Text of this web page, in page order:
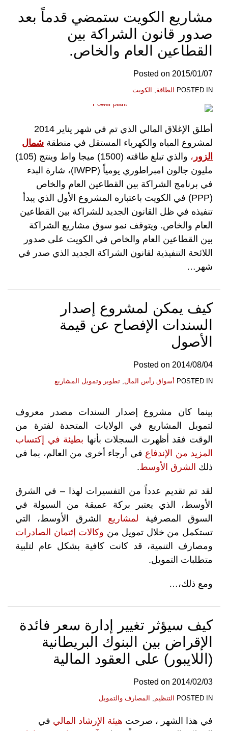
مشاريع الكويت ستمضي قدماً بعد
صدور قانون الشراكة بين
القطاعين العام والخاص.
Posted on 2015/01/07
POSTED IN الطاقة, الكويت
أطلق الإغلاق المالي الذي تم في شهر يناير 2014
لمشروع المياه والكهرباء المستقل في منطقة شمال
الزور ،
والذي تبلغ طاقته (1500) ميجا واط وينتج (105)
مليون جالون امبراطوري يومياً (IWPP)، شارة البدء
في برنامج الشراكة بين القطاعين العام والخاص
(PPP) في الكويت باعتباره المشروع الأول الذي يبدأ
تنفيذه في ظل القانون الجديد للشراكة بين القطاعين
العام والخاص. ويتوقف نمو سوق مشاريع الشراكة
بين القطاعين العام والخاص في الكويت على صدور
اللائحة التنفيذية لقانون الشراكة الجديد الذي صدر في
شهر …
كيف يمكن لمشروع إصدار
السندات الإفصاح عن قيمة
الأصول
Posted on 2014/08/04
POSTED IN أسواق رأس المال, تطوير وتمويل المشاريع
بينما كان مشروع إصدار السندات مصدر معروف
لتمويل المشاريع في الولايات المتحدة لفترة من
الوقت فقد أظهرت السجلات بأنها بطيئة في إكتساب
المزيد من الإندفاع في أرجاء أخرى من العالم، بما في
ذلك الشرق الأوسط.
لقد تم تقديم عدداً من التفسيرات لهذا – في الشرق
الأوسط، الذي يعتبر بركة عميقة من السيولة في
السوق المصرفية لمشاريع الشرق الأوسط، التي
تستكمل من خلال تمويل من وكالات إئتمان الصادرات
ومصارف التنمية، قد كانت كافية بشكل عام لتلبية
متطلبات التمويل.
ومع ذلك، …
كيف سيؤثر تغيير إدارة سعر فائدة
الإقراض بين البنوك البريطانية
(اللايبور) على العقود المالية
Posted on 2014/02/03
POSTED IN التنظيم, المصارف والتمويل
في هذا الشهر ، صرحت هيئة الإرشاد المالي في